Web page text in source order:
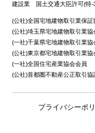
建設業 国土交通大臣許可(特-
(公社)全国宅地建物取引業保証
(公社)埼玉県宅地建物取引業協
(一社)千葉県宅地建物取引業協
(公社)東京都宅地建物取引業協
(一社)全国住宅産業協会会員
(公社)首都圏不動産公正取引協
プライバシーポ